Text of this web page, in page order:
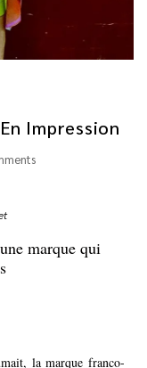
Impression
marque qui
la marque franco-